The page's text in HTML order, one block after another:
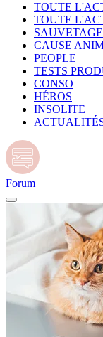
TOUTE
TOUTE
SAUVETAGE
CAUSE
PEOPLE
TESTS
CONSO
HÉROS
INSOLITE
Forum